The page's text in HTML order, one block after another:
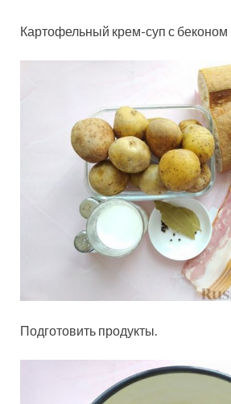
Картофельный крем-суп с беконом
Подготовить продукты.